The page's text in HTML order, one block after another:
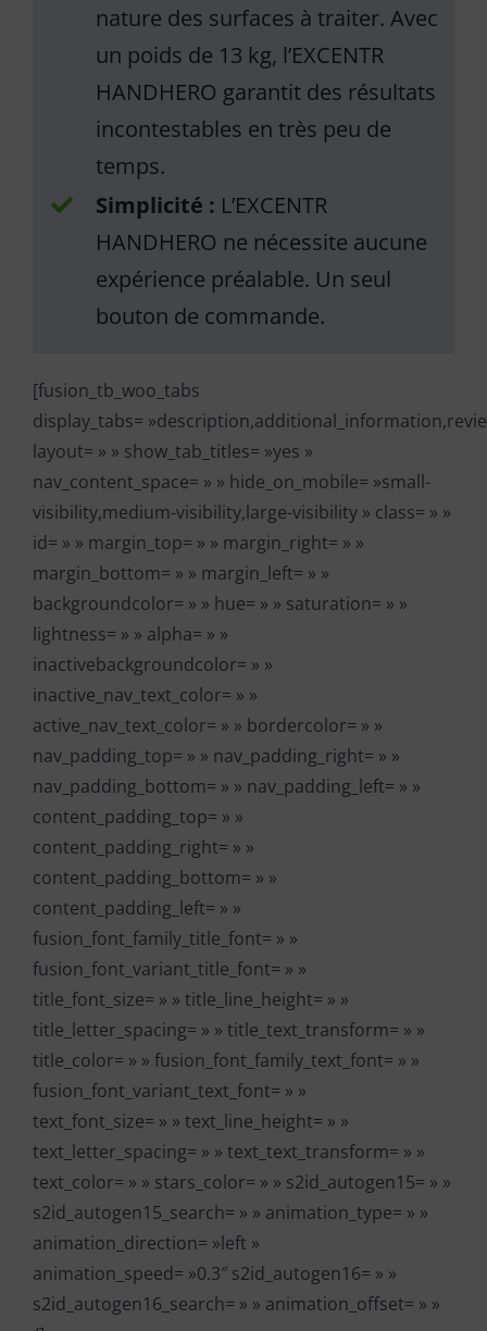
nature des surfaces à traiter. Avec
un poids de 13 kg, l’EXCENTR
HANDHERO garantit des résultats
incontestables en très peu de
temps.
Simplicité : L’EXCENTR
HANDHERO ne nécessite aucune
expérience préalable. Un seul
bouton de commande.
[fusion_tb_woo_tabs
display_tabs=
layout= » » show_tab_titles= »yes »
nav_content_space= » » hide_on_mobile= »small-
visibility,medium-visibility,large-visibility » class= » »
id= » » margin_top= » » margin_right= » »
margin_bottom= » » margin_left= » »
backgroundcolor= » » hue= » » saturation= » »
lightness= » » alpha= » »
inactivebackgroundcolor= » »
inactive_nav_text_color= » »
active_nav_text_color= » » bordercolor= » »
nav_padding_top= » » nav_padding_right= » »
nav_padding_bottom= » » nav_padding_left= » »
content_padding_top= » »
content_padding_right= » »
content_padding_bottom= » »
content_padding_left= » »
fusion_font_family_title_font= » »
fusion_font_variant_title_font= » »
title_font_size= » » title_line_height= » »
title_letter_spacing= » » title_text_transform= » »
title_color= » » fusion_font_family_text_font= » »
fusion_font_variant_text_font= » »
text_font_size= » » text_line_height= » »
text_letter_spacing= » » text_text_transform= » »
text_color= » » stars_color= » » s2id_autogen15= » »
s2id_autogen15_search= » » animation_type= » »
animation_direction= »left »
animation_speed= »0.3″ s2id_autogen16= » »
s2id_autogen16_search= » » animation_offset= » »